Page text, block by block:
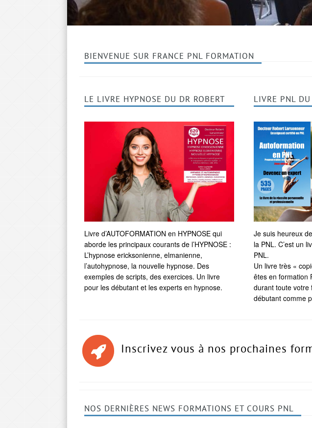
BIENVENUE SUR FRANCE PNL FORMATION
LE LIVRE HYPNOSE DU DR ROBERT
Livre d’AUTOFORMATION en HYPNOSE qui
aborde les principaux courants de l’HYPNOSE :
L’hypnose ericksonienne, elmanienne,
l’autohypnose, la nouvelle hypnose. Des
exemples de scripts, des exercices. Un livre
pour les débutant et les experts en hypnose.
LIVRE PNL
Je suis heureux
la PNL. C’est un
PNL.
Un livre très «
êtes en formation
durant toute votre
débutant comme
Inscrivez vous à nos prochaines
NOS DERNIÈRES NEWS FORMATIONS ET COURS PNL